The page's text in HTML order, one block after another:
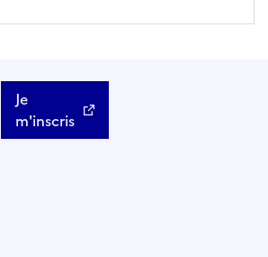
Je
m'inscris